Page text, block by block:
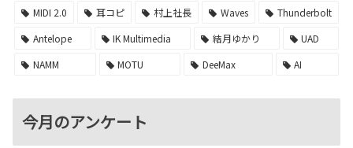
MIDI 2.0
耳コピ 村上社長 Waves
Thunderbolt
Antelope
IK Multimedia 結月ゆかり
UAD
NAMM
MOTU DeeMax AI
今月のアンケート